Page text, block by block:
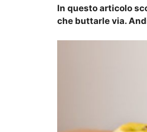
In questo articolo
che buttarle via.